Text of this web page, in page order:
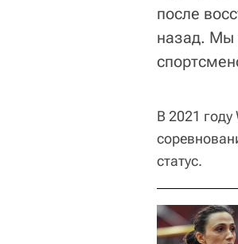
после
назад. Мы
В 2021
статус.